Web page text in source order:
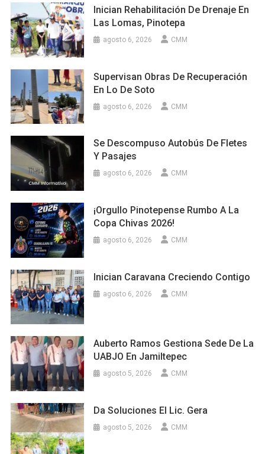
Inician Rehabilitación De Drenaje En
Las Lomas, Pinotepa
agosto 6, 2026 CMM
Supervisan Obras De Recuperación
En Lo De Soto
agosto 6, 2026 CMM
Se Descompuso Autobús De Fletes
Y Pasajes
agosto 6, 2026 CMM
¡Orgullo Pinotepense Rumbo A La
Copa Chivas 2026!
agosto 6, 2026 CMM
Inician Caravana Creciendo Contigo
agosto 6, 2026 CMM
Auberto Ramos Gestiona Sede De La
UABJO En Jamiltepec
agosto 5, 2026 CMM
Da Soluciones El Lic. Gera
agosto 5, 2026 CMM